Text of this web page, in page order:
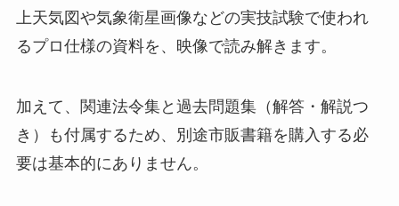
上天気図や気象衛星画像などの実技試験で使われ
るプロ仕様の資料を、映像で読み解きます。
加えて、関連法令集と過去問題集（解答・解説つ
き）も付属するため、別途市販書籍を購入する必
要は基本的にありません。